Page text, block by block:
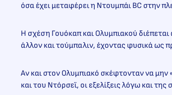
όσα έχει μεταφέρει η Ντουμπάι BC στην
Η σχέση Γουόκαπ και Ολυμπιακού
άλλον και τούμπαλιν, έχοντας φυσικά ως
Αν και στον Ολυμπιακό σκέφτονταν να
και του Ντόρσεϊ, οι εξελίξεις λόγω και